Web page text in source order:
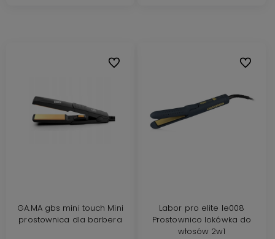
GA.MA gbs mini touch Mini
prostownica dla barbera
Do ulubionych
Labor pro elite le008
Prostownico lokówka do
włosów 2w1
Do